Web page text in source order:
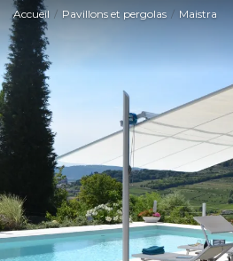
Accueil Pavillons et pergolas Maistra